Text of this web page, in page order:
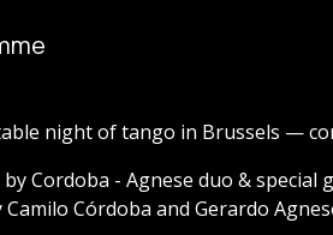
night of tango in Brussels —
by Cordoba - Agnese duo &
Córdoba and Gerardo